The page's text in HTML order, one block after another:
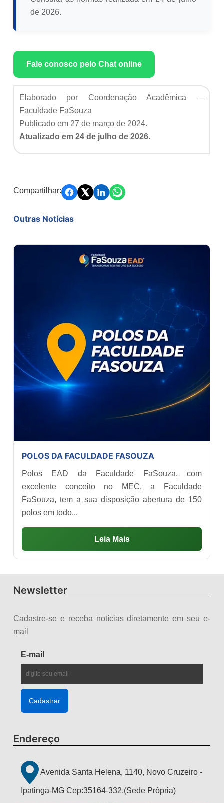
de 2026.
Fale conosco pelo Chat online
Elaborado por Coordenação Acadêmica —
Faculdade FaSouza
Publicado em 27 de março de 2024.
Atualizado em 24 de julho de 2026.
Compartilhar:
Outras Notícias
POLOS DA FACULDADE FASOUZA
Polos EAD da Faculdade FaSouza, com
excelente conceito no MEC, a Faculdade
FaSouza, tem a sua disposição abertura de 150
polos em todo...
Leia Mais
Newsletter
Cadastre-se e receba notícias diretamente em seu e-
mail
E-mail
Endereço
Avenida Santa Helena, 1140, Novo Cruzeiro -
Ipatinga-MG Cep:35164-332.(Sede Própria)